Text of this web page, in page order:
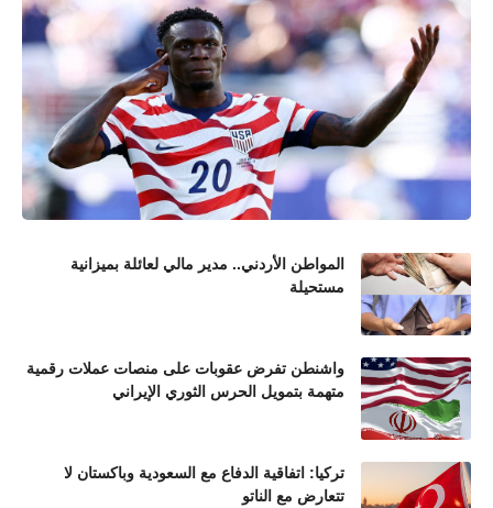
المواطن الأردني.. مدير مالي لعائلة بميزانية
مستحيلة
واشنطن تفرض عقوبات على منصات عملات رقمية
متهمة بتمويل الحرس الثوري الإيراني
تركيا: اتفاقية الدفاع مع السعودية وباكستان لا
تتعارض مع الناتو